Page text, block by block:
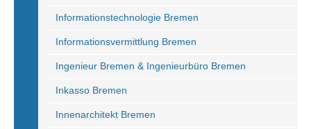
Informationstechnologie Bremen
Informationsvermittlung Bremen
Ingenieur Bremen & Ingenieurbüro Bremen
Inkasso Bremen
Innenarchitekt Bremen